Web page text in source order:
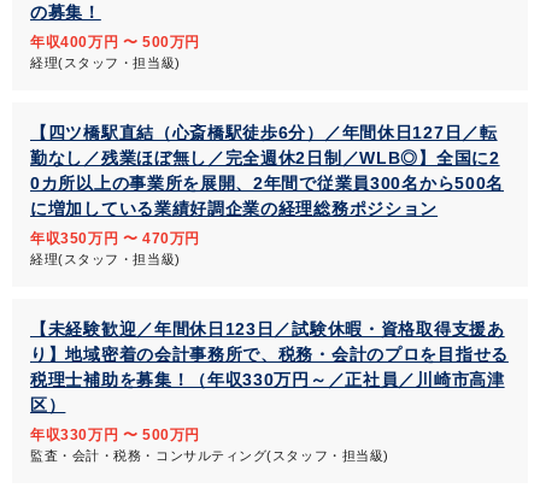
の募集！
年収400万円 〜 500万円
経理(スタッフ・担当級)
【四ツ橋駅直結（心斎橋駅徒歩6分）／年間休日127日／転
勤なし／残業ほぼ無し／完全週休2日制／WLB◎】全国に2
0カ所以上の事業所を展開、2年間で従業員300名から500名
に増加している業績好調企業の経理総務ポジション
年収350万円 〜 470万円
経理(スタッフ・担当級)
【未経験歓迎／年間休日123日／試験休暇・資格取得支援あ
り】地域密着の会計事務所で、税務・会計のプロを目指せる
税理士補助を募集！（年収330万円～／正社員／川崎市高津
区）
年収330万円 〜 500万円
監査・会計・税務・コンサルティング(スタッフ・担当級)